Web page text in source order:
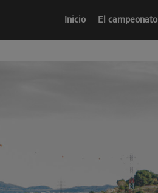
Inicio El campeonato